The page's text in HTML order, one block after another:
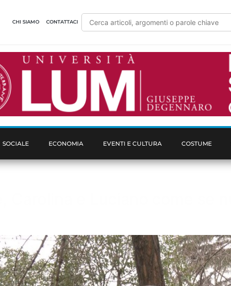
CHI SIAMO CONTATTACI
SOCIALE ECONOMIA EVENTI E CULTURA COSTUME